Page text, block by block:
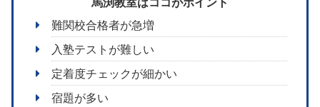
難関校合格者が急増
入塾テストが難しい
定着度チェックが細かい
宿題が多い